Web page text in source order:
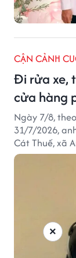
CẬN CẢNH
Đi rửa xe,
cửa hàng
Ngày 7/8,
31/7/2026,
Cát Thuế, xã
việc bị mất
xe còn có
×